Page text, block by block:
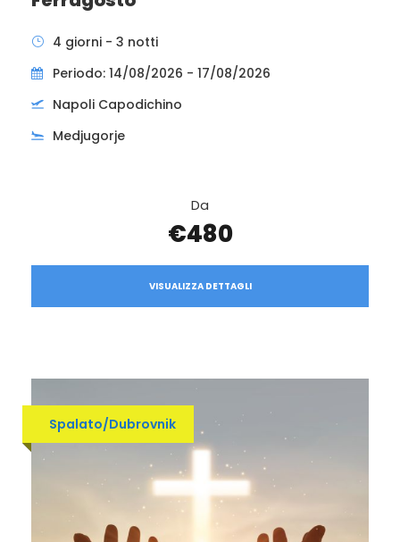
4 giorni - 3 notti
Periodo: 14/08/2026 - 17/08/2026
Napoli Capodichino
Medjugorje
Da
€480
VISUALIZZA DETTAGLI
Spalato/Dubrovnik